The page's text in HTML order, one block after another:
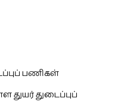
பணிகள்
துடைப்புப்